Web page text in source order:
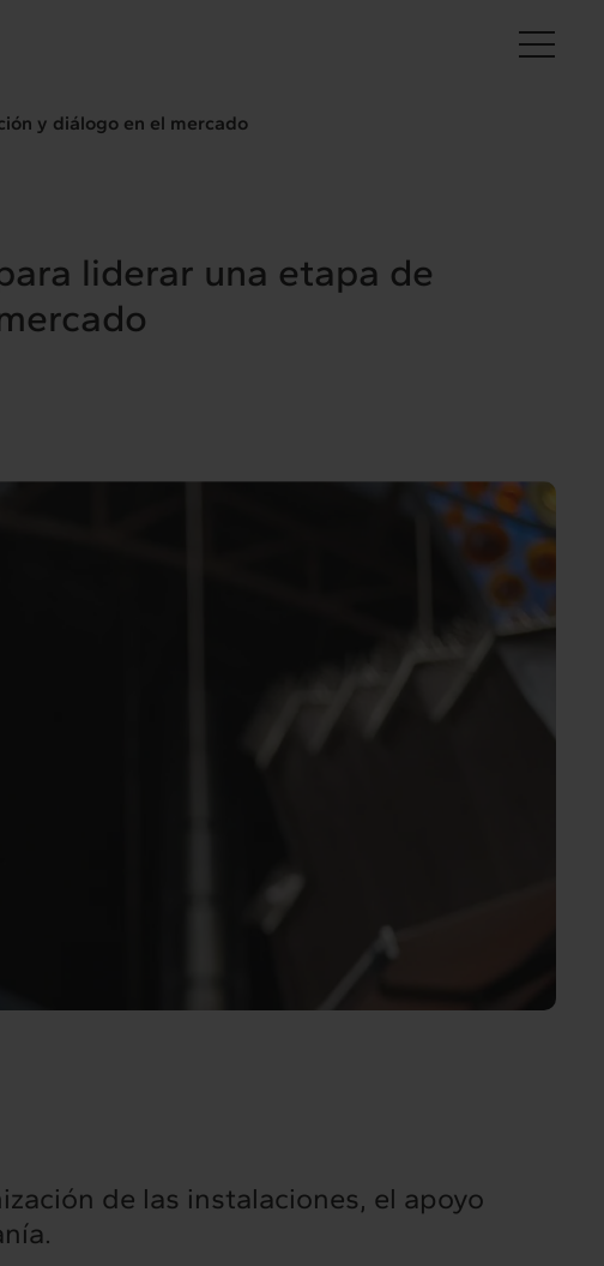
y diálogo en el mercado
liderar una etapa de
de las instalaciones, el apoyo